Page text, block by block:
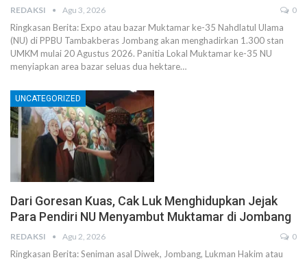
REDAKSI Agu 3, 2026 0
Ringkasan Berita: Expo atau bazar Muktamar ke-35 Nahdlatul Ulama
(NU) di PPBU Tambakberas Jombang akan menghadirkan 1.300 stan
UMKM mulai 20 Agustus 2026. Panitia Lokal Muktamar ke-35 NU
menyiapkan area bazar seluas dua hektare…
UNCATEGORIZED
Dari Goresan Kuas, Cak Luk Menghidupkan Jejak
Para Pendiri NU Menyambut Muktamar di Jombang
REDAKSI Agu 2, 2026 0
Ringkasan Berita: Seniman asal Diwek, Jombang, Lukman Hakim atau